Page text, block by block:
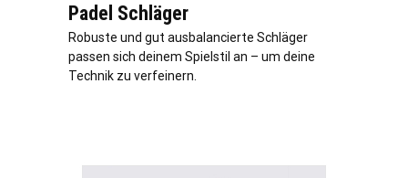
Padel Schläger
Robuste und gut ausbalancierte Schläger
passen sich deinem Spielstil an – um deine
Technik zu verfeinern.